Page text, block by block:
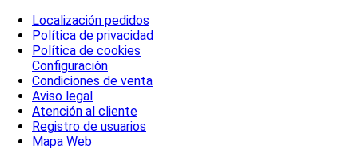
Localización pedidos
Política de privacidad
Política de cookies
Configuración
Condiciones de venta
Aviso legal
Atención al cliente
Registro de usuarios
Mapa Web